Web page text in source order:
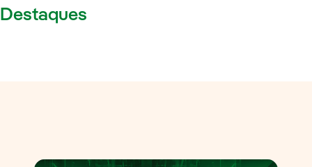
Destaques